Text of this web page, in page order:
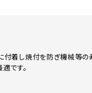
着し焼付を防ぎ機械等の
です。